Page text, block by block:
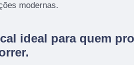
modernas.
ideal para quem
.